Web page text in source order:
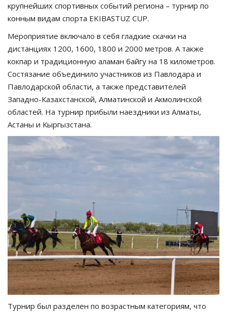
крупнейших спортивных событий региона – турнир по
конным видам спорта EKIBASTUZ CUP.
Мероприятие включало в себя гладкие скачки на
дистанциях 1200, 1600, 1800 и 2000 метров. А также
кокпар и традиционную аламан байгу на 18 километров.
Состязание объединило участников из Павлодара и
Павлодарской области, а также представителей
Западно-Казахстанской, Алматинской и Акмолинской
областей. На турнир прибыли наездники из Алматы,
Астаны и Кыргызстана.
Турнир был разделен по возрастным категориям, что